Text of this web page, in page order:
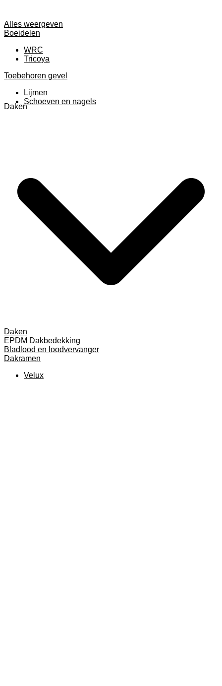
Alles weergeven
Boeidelen
WRC
Tricoya
Toebehoren gevel
Lijmen
Schoeven en nagels
Daken
Daken
EPDM Dakbedekking
Bladlood en loodvervanger
Dakramen
Velux